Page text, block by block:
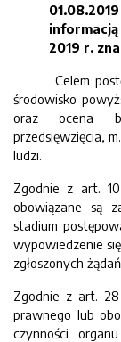
2019 r.
Celem
środowisko
oraz ocena
przedsięwzięcia,
ludzi.
Zgodnie z art.
obowiązane są
stadium
wypowiedzenie
zgłoszonych
Zgodnie z art.
prawnego lub
czynności